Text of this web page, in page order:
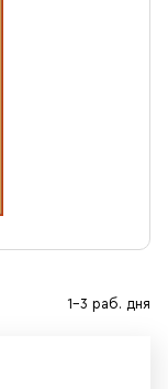
1-3 раб. дня